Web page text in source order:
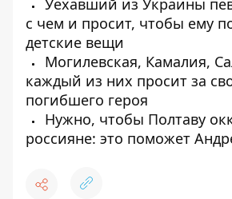
Уехавший из Украины
с чем и просит, чтобы ему
детские вещи
Могилевская, Камалия,
каждый из них просит за
погибшего героя
Нужно, чтобы Полтаву
россияне: это поможет